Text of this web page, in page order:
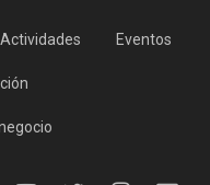
Actividades Eventos